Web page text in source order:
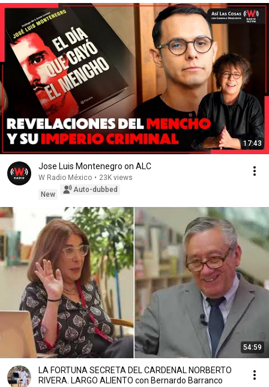
17:43
Jose Luis Montenegro on ALC
W Radio México • 23K views
New
Auto-dubbed
54:59
LA FORTUNA SECRETA DEL CARDENAL NORBERTO
RIVERA. LARGO ALIENTO con Bernardo Barranco